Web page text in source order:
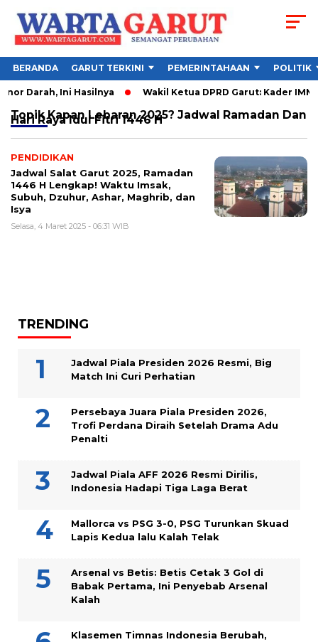
BERANDA GARUT TERKINI PEMERINTAHAAN POLITIK
Darah, Ini Hasilnya Wakil Ketua DPRD Garut: Kader IMM
TopikKapan Lebaran 2025? Jadwal Ramadan Dan
Hari Raya Idul Fitri 1446 H
PENDIDIKAN
Jadwal Salat Garut 2025, Ramadan
1446 H Lengkap! Waktu Imsak,
Subuh, Dzuhur, Ashar, Maghrib, dan
Isya
Selasa, 4 Maret 2025 - 06:31 WIB
TRENDING
Jadwal Piala Presiden 2026 Resmi, Big
Match Ini Curi Perhatian
Persebaya Juara Piala Presiden 2026,
Trofi Perdana Diraih Setelah Drama Adu
Penalti
Jadwal Piala AFF 2026 Resmi Dirilis,
Indonesia Hadapi Tiga Laga Berat
Mallorca vs PSG 3-0, PSG Turunkan Skuad
Lapis Kedua lalu Kalah Telak
Arsenal vs Betis: Betis Cetak 3 Gol di
Babak Pertama, Ini Penyebab Arsenal
Kalah
Klasemen Timnas Indonesia Berubah,